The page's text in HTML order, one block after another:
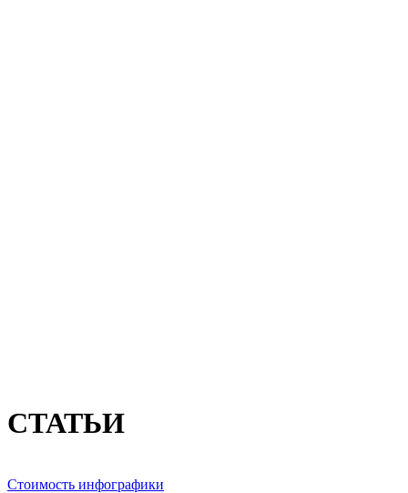
СТАТЬИ
Стоимость инфографики